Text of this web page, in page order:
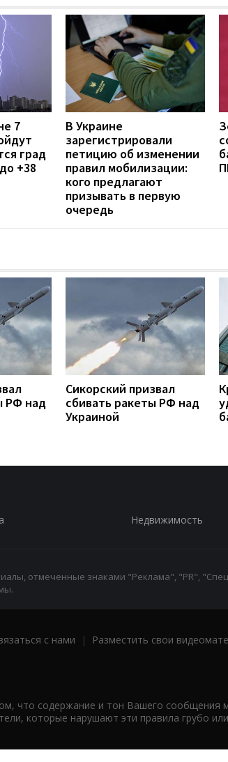
7
град
+38
В Украине
зарегистрировали
петицию об изменении
правил мобилизации:
кого предлагают
призывать в первую
очередь
РФ над
Сикорский призвал
сбивать ракеты РФ над
Украиной
Недвижимость
отмеченные знаками "Реклама", "PR",
с нами | Разместить свои
что содержание и тон Вашего сообщения
которые нарушают эти правила грубо